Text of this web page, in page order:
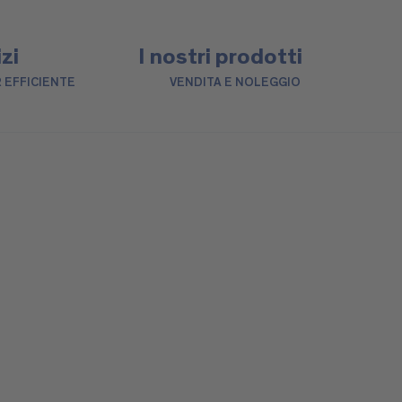
EFFICIENTE
I nostri prodotti
VENDITA E NOLEGGIO